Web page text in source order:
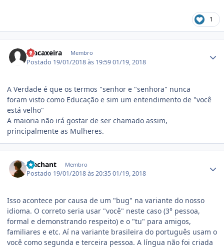
1
macaxeira Membro
Postado 19/01/2018 às 19:5901/19, 2018
A Verdade é que os termos "senhor e "senhora" nunca
foram visto como Educação e sim um entendimento de "você
está velho"
A maioria não irá gostar de ser chamado assim,
principalmente as Mulheres.
Mechant Membro
Postado 19/01/2018 às 20:3501/19, 2018
Isso acontece por causa de um "bug" na variante do nosso
idioma. O correto seria usar "você" neste caso (3° pessoa,
formal e demonstrando respeito) e o "tu" para amigos,
familiares e etc. Aí na variante brasileira do português usam o
você como segunda e terceira pessoa. A língua não foi criada